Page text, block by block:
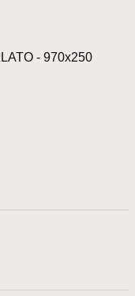
- 970x250